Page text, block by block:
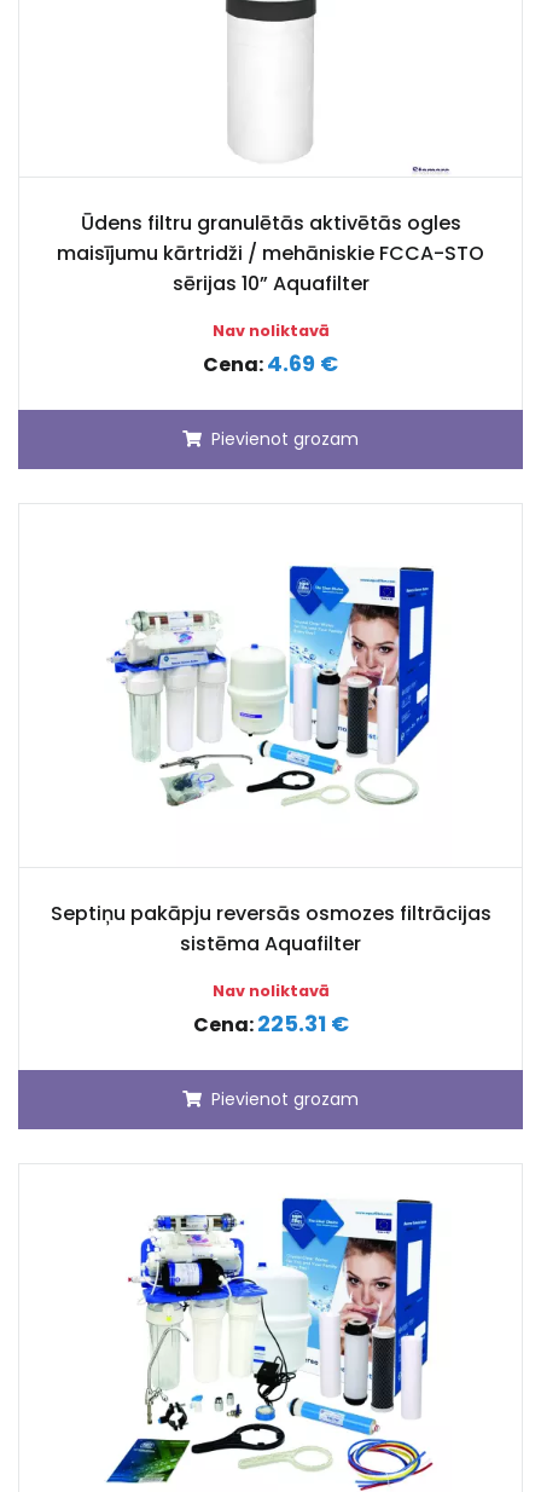
Ūdens filtru granulētās aktivētās ogles
maisījumu kārtridži / mehāniskie FCCA-STO
sērijas 10” Aquafilter
Nav noliktavā
Cena:4.69 €
Pievienot grozam
Septiņu pakāpju reversās osmozes filtrācijas
sistēma Aquafilter
Nav noliktavā
Cena:225.31 €
Pievienot grozam